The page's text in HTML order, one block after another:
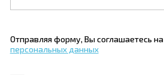
Отправляя форму, Вы соглашаетесь на
персональных данных